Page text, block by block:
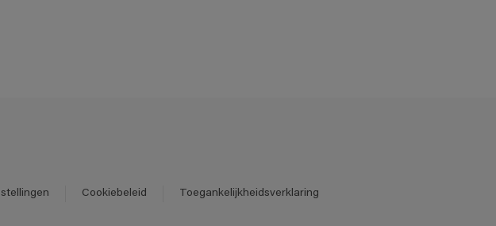
Cookiebeleid Toegankelijkheidsverklaring